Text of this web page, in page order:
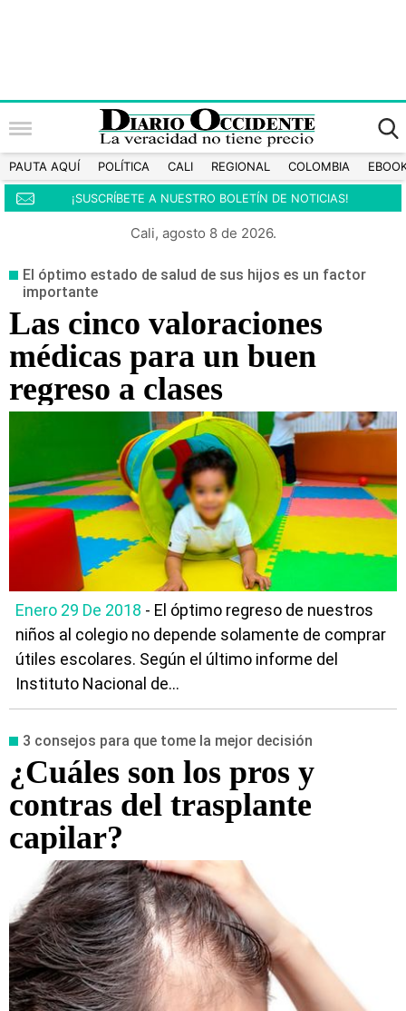
PAUTA AQUÍ POLÍTICA CALI REGIONAL COLOMBIA
¡SUSCRÍBETE A NUESTRO BOLETÍN DE NOTICIAS!
Cali, agosto 8 de 2026.
El óptimo estado de salud de sus hijos es un factor
importante
Las cinco valoraciones
médicas para un buen
regreso a clases
Enero 29 De 2018 - El óptimo regreso de nuestros
niños al colegio no depende solamente de comprar
útiles escolares. Según el último informe del
Instituto Nacional de...
3 consejos para que tome la mejor decisión
¿Cuáles son los pros y
contras del trasplante
capilar?